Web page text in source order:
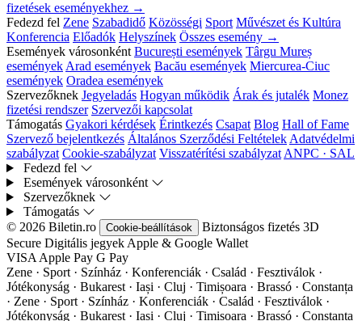
fizetések eseményekhez →
Fedezd fel Zene Szabadidő Közösségi Sport Művészet és Kultúra
Konferencia Előadók Helyszínek Összes esemény →
Események városonként București események Târgu Mureș
események Arad események Bacău események Miercurea-Ciuc
események Oradea események
Szervezőknek Jegyeladás Hogyan működik Árak és jutalék Monez
fizetési rendszer Szervezői kapcsolat
Támogatás Gyakori kérdések Érintkezés Csapat Blog Hall of Fame
Szervező bejelentkezés Általános Szerződési Feltételek Adatvédelmi
szabályzat Cookie-szabályzat Visszatérítési szabályzat ANPC · SAL
Fedezd fel
Események városonként
Szervezőknek
Támogatás
© 2026 Biletin.ro
Cookie-beállítások Biztonságos fizetés 3D
Secure Digitális jegyek Apple & Google Wallet
VISA Apple Pay G Pay
Zene · Sport · Színház · Konferenciák · Család · Fesztiválok ·
Jótékonyság · Bukarest · Iași · Cluj · Timișoara · Brassó · Constanța
· Zene · Sport · Színház · Konferenciák · Család · Fesztiválok ·
Jótékonyság · Bukarest · Iași · Cluj · Timișoara · Brassó · Constanța